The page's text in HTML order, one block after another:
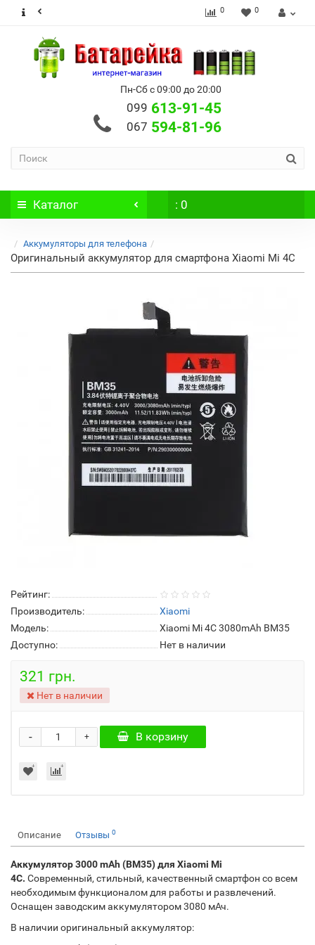
0 0
Пн-Сб с 09:00 до 20:00
099 613-91-45
067 594-81-96
Каталог : 0
Аккумуляторы для телефона
Оригинальный аккумулятор для смартфона Xiaomi Mi 4C
Рейтинг:
Производитель:
Xiaomi
Модель:
Xiaomi Mi 4C 3080mAh BM35
Доступно:
Нет в наличии
321 грн.
Нет в наличии
+
- В корзину
Описание Отзывы 0
Аккумулятор 3000 mAh (BM35) для Xiaomi Mi
4C. Современный, стильный, качественный смартфон со всем
необходимым функционалом для работы и развлечений.
Оснащен заводским аккумулятором 3080 мАч.
В наличии оригинальный аккумулятор: